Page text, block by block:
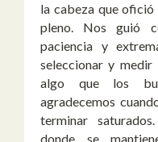
la cabeza que
pleno. Nos guió
paciencia y
seleccionar y
algo que los
agradecemos
terminar
donde se